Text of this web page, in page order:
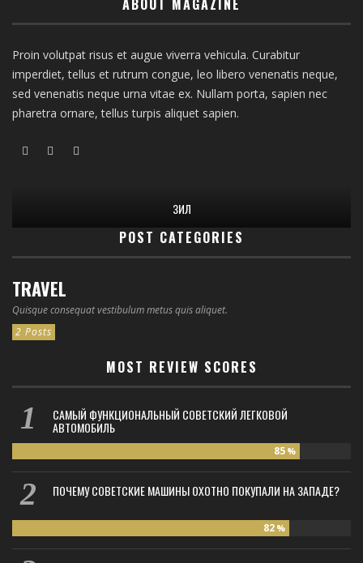
Proin volutpat risus et augue viverra vehicula. Curabitur
imperdiet, tellus et rutrum congue, leo libero venenatis neque,
sed venenatis neque urna vitae ex. Nullam porta, sapien nec
pharetra ornare, tellus turpis aliquet sapien.
ЗИЛ
POST CATEGORIES
TRAVEL
Quisque consequat vestibulum metus quis aliquet.
2 Posts
MOST REVIEW SCORES
САМЫЙ ФУНКЦИОНАЛЬНЫЙ СОВЕТСКИЙ ЛЕГКОВОЙ
АВТОМОБИЛЬ
85 %
ПОЧЕМУ СОВЕТСКИЕ МАШИНЫ ОХОТНО ПОКУПАЛИ НА ЗАПАДЕ?
82 %